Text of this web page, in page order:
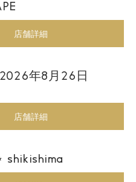
店舗詳細
年8月26日
店舗詳細
shikishima